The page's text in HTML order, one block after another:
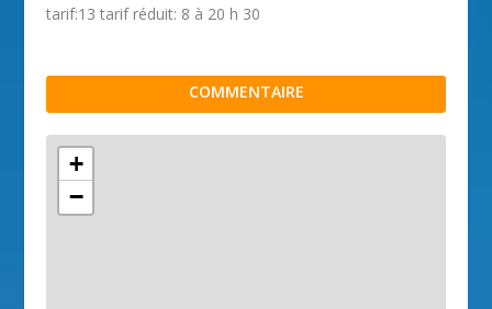
tarif:13 tarif réduit: 8 à 20 h 30
COMMENTAIRE
+
−